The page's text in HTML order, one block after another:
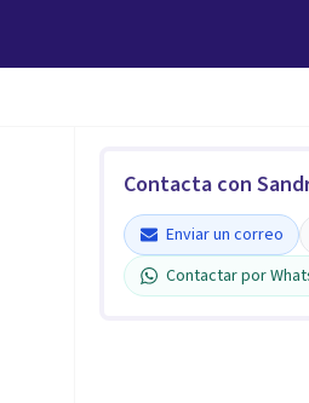
Contacta con
Enviar un correo
Contactar por